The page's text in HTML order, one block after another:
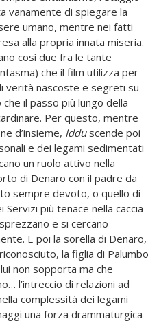
vanamente di spiegare la
umano, mentre nei fatti
alla propria innata miseria.
così due fra le tante
che il film utilizza per
verità nascoste e segreti su
il passo più lungo della
Per questo, mentre
d’insieme, Idduscende poi
e dei legami sedimentati
un ruolo attivo nella
di Denaro con il padre da
sempre devoto, o quello di
Servizi più tenace nella caccia
e si cercano
E poi la sorella di Denaro,
la figlia di Palumbo
non sopporta ma che
l’intreccio di relazioni ad
complessità dei legami
una forza drammaturgica